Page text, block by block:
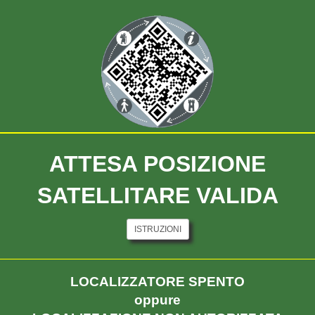
B - Appia Antica Nord
ATTESA POSIZIONE
SATELLITARE VALIDA
ISTRUZIONI
LOCALIZZATORE SPENTO
oppure
Via dei Trionfatori